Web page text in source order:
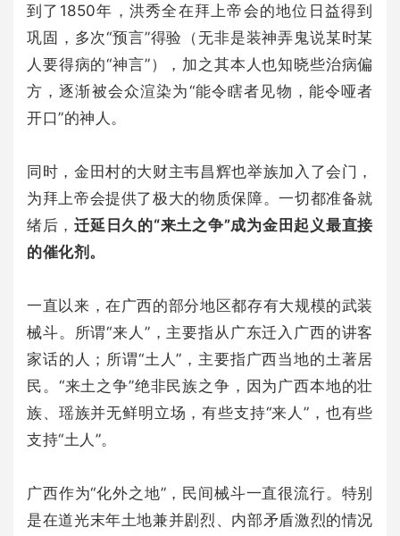
到了1850年，洪秀全在拜上帝会的地位日益得到
巩固，多次“预言”得验（无非是装神弄鬼说某时某
人要得病的“神言”），加之其本人也知晓些治病偏
方，逐渐被会众渲染为“能令瞎者见物，能令哑者
开口”的神人。
同时，金田村的大财主韦昌辉也举族加入了会门，
为拜上帝会提供了极大的物质保障。一切都准备就
绪后，迁延日久的“来土之争”成为金田起义最直接
的催化剂。
一直以来，在广西的部分地区都存有大规模的武装
械斗。所谓“来人”，主要指从广东迁入广西的讲客
家话的人；所谓“土人”，主要指广西当地的土著居
民。“来土之争”绝非民族之争，因为广西本地的壮
族、瑶族并无鲜明立场，有些支持“来人”，也有些
支持“土人”。
广西作为“化外之地”，民间械斗一直很流行。特别
是在道光末年土地兼并剧烈、内部矛盾激烈的情况